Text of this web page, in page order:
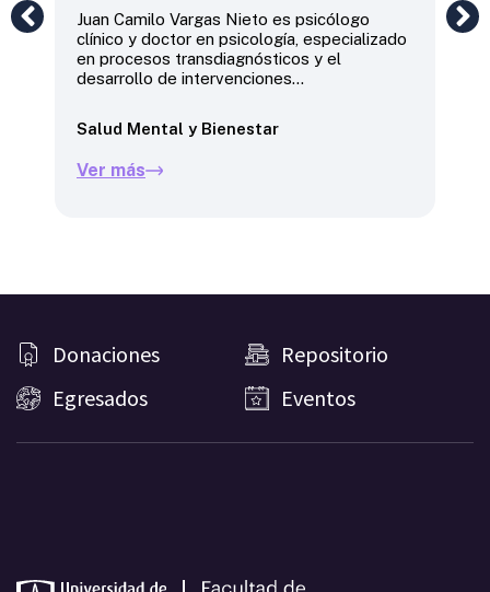
Juan Camilo Vargas Nieto es psicólogo
clínico y doctor en psicología, especializado
en procesos transdiagnósticos y el
desarrollo de intervenciones...
Salud Mental y Bienestar
Ver más
Donaciones
Repositorio
Egresados
Eventos